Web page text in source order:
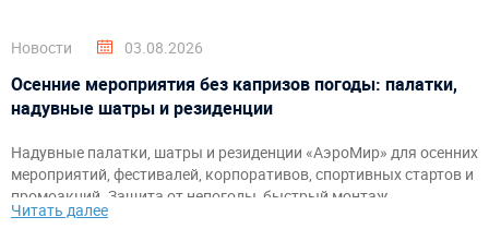
Новости 03.08.2026
Осенние мероприятия без капризов погоды: палатки,
надувные шатры и резиденции
Надувные палатки, шатры и резиденции «АэроМир» для осенних
мероприятий, фестивалей, корпоративов, спортивных стартов и
промоакций. Защита от непогоды, быстрый монтаж,
брендирование и комфортное пространство для гостей и
Читать далее